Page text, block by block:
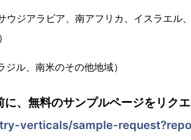
ウジアラビア、南アフリカ、イスラエル
ル、南米のその他地域）
に、無料のサンプルページをリク
verticals/sample-